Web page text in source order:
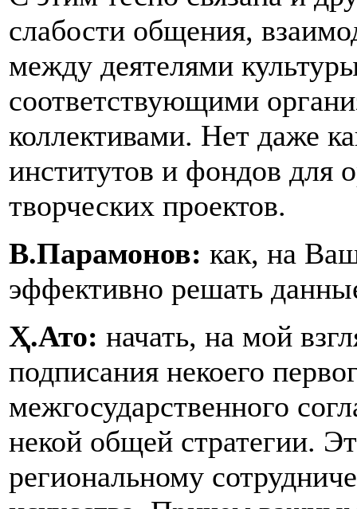
слабости общения,
между деятелями
соответствующими
коллективами. Нет даже
институтов и фондов для
творческих проектов.
В.Парамонов: как, на
эффективно решать
Ҳ.Ато: начать, на мой
подписания некоего
межгосударственного
некой общей стратегии.
региональному